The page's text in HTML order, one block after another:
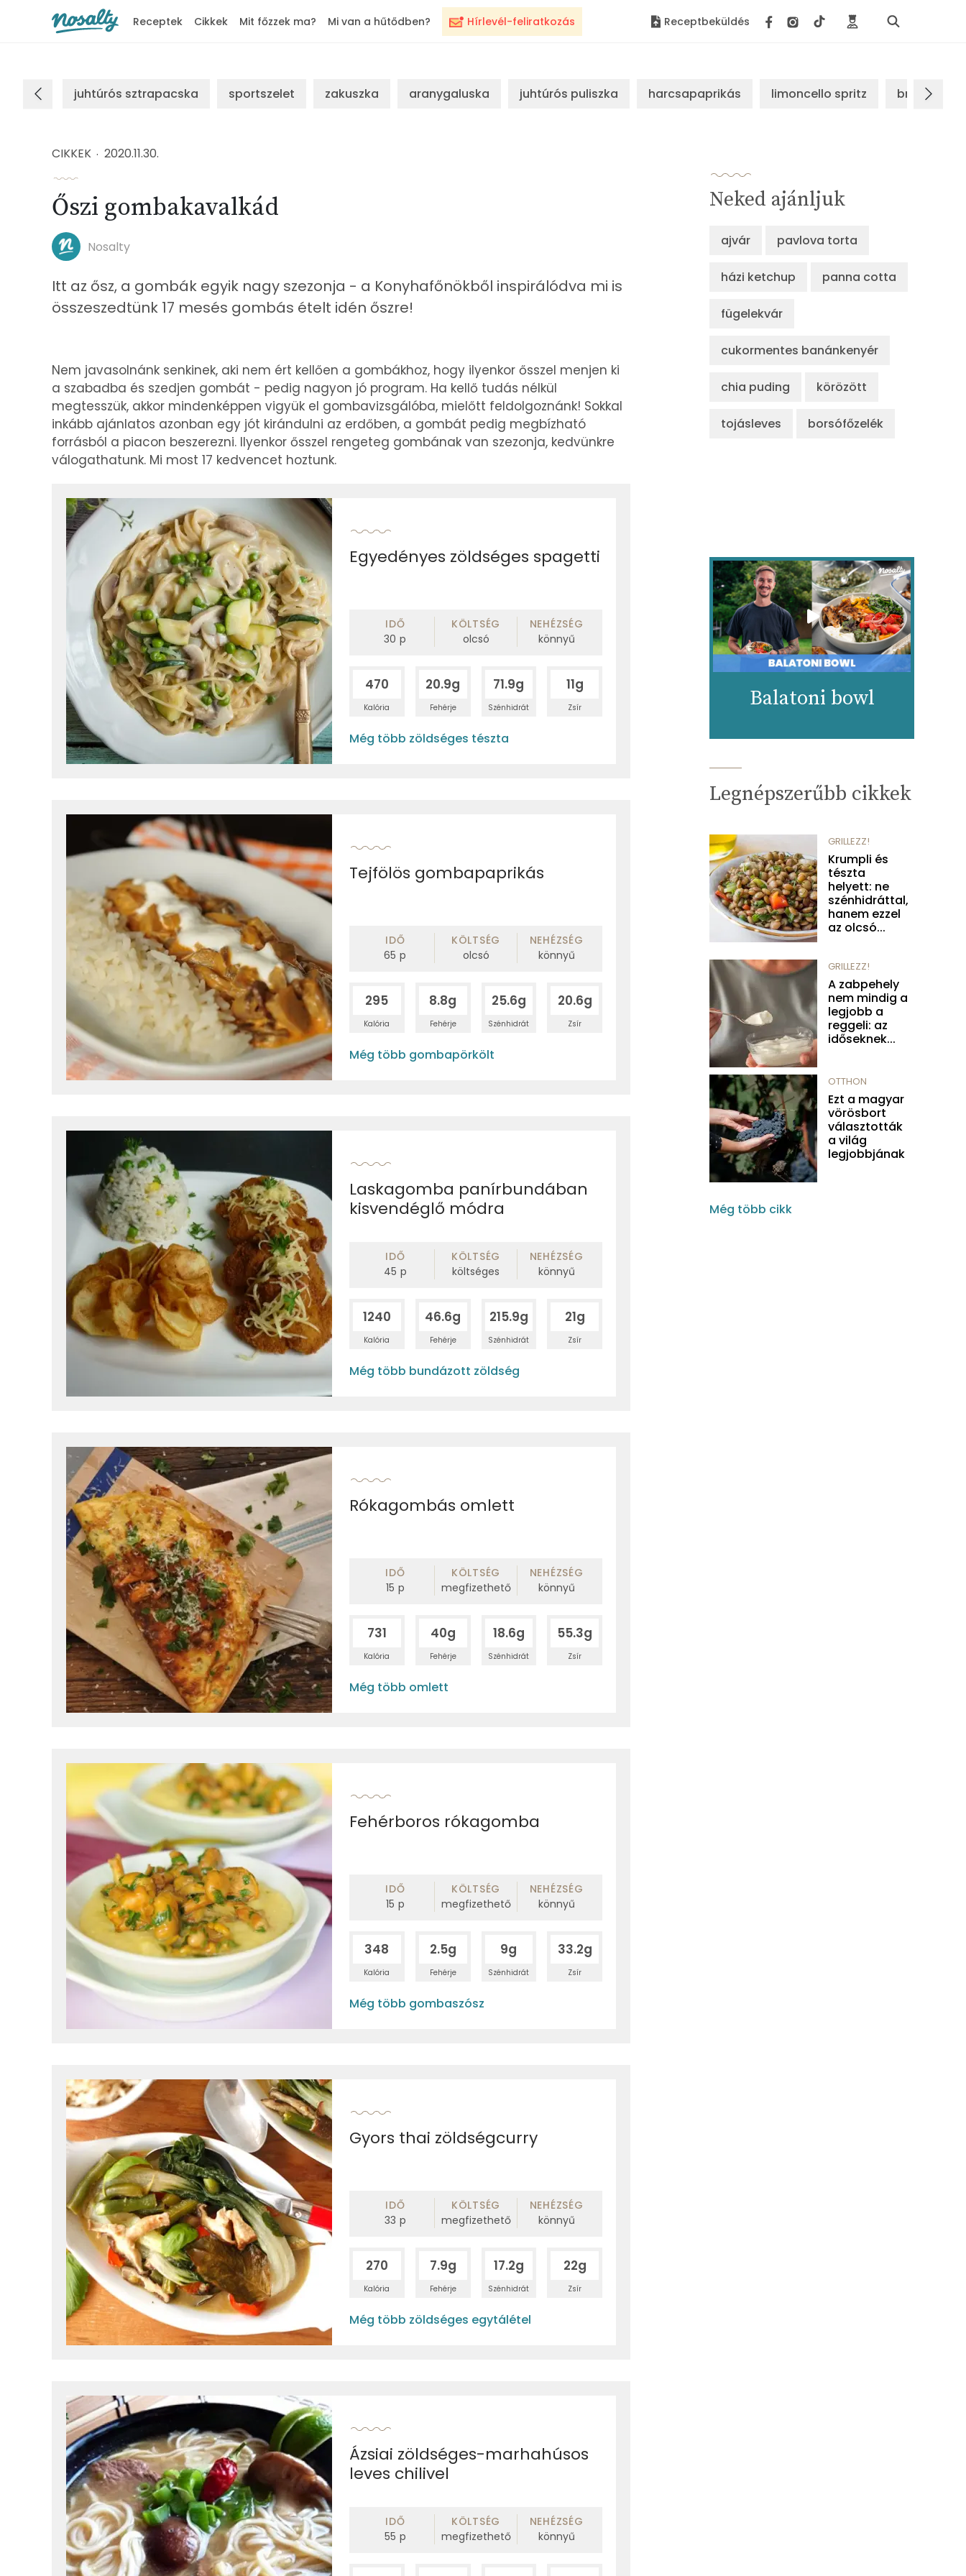
Hírlevél-feliratkozás
Receptek Cikkek Mit főzzek ma? Mi van a hűtődben? Receptbeküldés
juhtúrós sztrapacska sportszelet zakuszka aranygaluska juhtúrós puliszka harcsapaprikás limoncello spritz brassói
CIKKEK 2020.11.30.
Őszi gombakavalkád
Nosalty
Itt az ősz, a gombák egyik nagy szezonja - a Konyhafőnökből inspirálódva mi is
összeszedtünk 17 mesés gombás ételt idén őszre!
Nem javasolnánk senkinek, aki nem ért kellően a gombákhoz, hogy ilyenkor ősszel menjen ki
a szabadba és szedjen gombát - pedig nagyon jó program. Ha kellő tudás nélkül
megtesszük, akkor mindenképpen vigyük el gombavizsgálóba, mielőtt feldolgoznánk! Sokkal
inkább ajánlatos azonban egy jót kirándulni az erdőben, a gombát pedig megbízható
forrásból a piacon beszerezni. Ilyenkor ősszel rengeteg gombának van szezonja, kedvünkre
válogathatunk. Mi most 17 kedvencet hoztunk.
Egyedényes zöldséges spagetti
IDŐ
30 p
KÖLTSÉG
olcsó
NEHÉZSÉG
könnyű
470
Kalória
20.9g
Fehérje
71.9g
Szénhidrát
11g
Zsír
Még több zöldséges tészta
Tejfölös gombapaprikás
IDŐ
65 p
KÖLTSÉG
olcsó
NEHÉZSÉG
könnyű
295
Kalória
8.8g
Fehérje
25.6g
Szénhidrát
20.6g
Zsír
Még több gombapörkölt
Laskagomba panírbundában
kisvendéglő módra
IDŐ
45 p
KÖLTSÉG
költséges
NEHÉZSÉG
könnyű
1240
Kalória
46.6g
Fehérje
215.9g
Szénhidrát
21g
Zsír
Még több bundázott zöldség
Rókagombás omlett
IDŐ
15 p
KÖLTSÉG
megfizethető
NEHÉZSÉG
könnyű
731
Kalória
40g
Fehérje
18.6g
Szénhidrát
55.3g
Zsír
Még több omlett
Fehérboros rókagomba
IDŐ
15 p
KÖLTSÉG
megfizethető
NEHÉZSÉG
könnyű
348
Kalória
2.5g
Fehérje
9g
Szénhidrát
33.2g
Zsír
Még több gombaszósz
Gyors thai zöldségcurry
IDŐ
33 p
KÖLTSÉG
megfizethető
NEHÉZSÉG
könnyű
270
Kalória
7.9g
Fehérje
17.2g
Szénhidrát
22g
Zsír
Még több zöldséges egytálétel
Ázsiai zöldséges-marhahúsos
leves chilivel
IDŐ
55 p
KÖLTSÉG
megfizethető
NEHÉZSÉG
könnyű
Neked ajánljuk
ajvár pavlova torta
házi ketchup panna cotta
fügelekvár
cukormentes banánkenyér
chia puding körözött
tojásleves borsófőzelék
Balatoni bowl
Legnépszerűbb cikkek
GRILLEZZ!
Krumpli és
tészta
helyett: ne
szénhidráttal,
hanem ezzel
az olcsó...
GRILLEZZ!
A zabpehely
nem mindig a
legjobb a
reggeli: az
időseknek...
OTTHON
Ezt a magyar
vörösbort
választották
a világ
legjobbjának
Még több cikk